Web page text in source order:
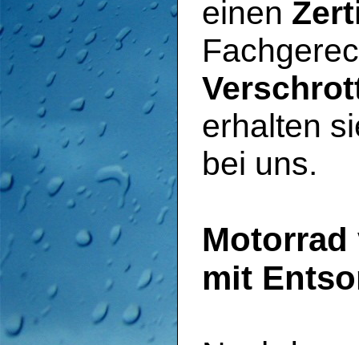
einen
erhalten
bei uns.
mit